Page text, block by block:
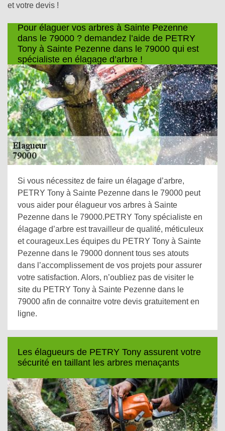
et votre devis !
Pour élaguer vos arbres à Sainte Pezenne
dans le 79000 ? demandez l’aide de PETRY
Tony à Sainte Pezenne dans le 79000 qui est
spécialiste en élagage d’arbre !
Si vous nécessitez de faire un élagage d’arbre,
PETRY Tony à Sainte Pezenne dans le 79000 peut
vous aider pour élagueur vos arbres à Sainte
Pezenne dans le 79000.PETRY Tony spécialiste en
élagage d’arbre est travailleur de qualité, méticuleux
et courageux.Les équipes du PETRY Tony à Sainte
Pezenne dans le 79000 donnent tous ses atouts
dans l’accomplissement de vos projets pour assurer
votre satisfaction. Alors, n’oubliez pas de visiter le
site du PETRY Tony à Sainte Pezenne dans le
79000 afin de connaitre votre devis gratuitement en
ligne.
Les élagueurs de PETRY Tony assurent votre
sécurité en taillant les arbres menaçants